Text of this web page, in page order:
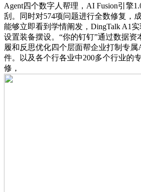
Agent四个数字人帮理，AI Fusion引擎
刮。同时对574项问题进行全数修复，
能够立即看到学情阐发，DingTalk A1
设置装备摆设。“你的钉钉”通过数据资
履和反思优化四个层面帮企业打制专
件。以及各个行各业中200多个行业的
修，